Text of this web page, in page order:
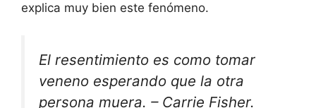
explica muy bien este fenómeno.
El resentimiento es como tomar
veneno esperando que la otra
persona muera. – Carrie Fisher.